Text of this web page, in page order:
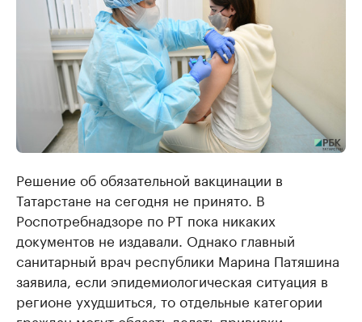
Решение об обязательной вакцинации в
Татарстане на сегодня не принято. В
Роспотребнадзоре по РТ пока никаких
документов не издавали. Однако главный
санитарный врач республики Марина Патяшина
заявила, если эпидемиологическая ситуация в
регионе ухудшиться, то отдельные категории